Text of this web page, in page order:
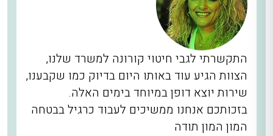
התקשרתי לגבי חיטוי קורונה למשרד שלנו,
הצוות הגיע עוד באותו היום בדיוק כמו שקבענו,
שירות יוצא דופן במיוחד בימים האלה.
בזכותכם אנחנו ממשיכים לעבוד כרגיל בבטחה
המון המון תודה